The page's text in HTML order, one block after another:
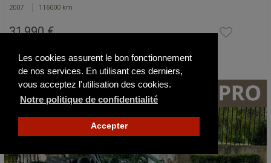
Les cookies assurent le bon fonctionnement
de nos services. En utilisant ces derniers,
vous acceptez l'utilisation des cookies.
Notre politique de confidentialité
Accepter
2007 116000 km
31 990 €
Publié il y a 181 jours